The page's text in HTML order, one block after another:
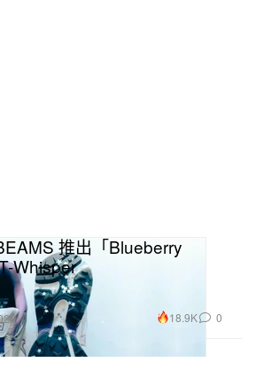
推出「Blueberry
Whisper
18.9K 0